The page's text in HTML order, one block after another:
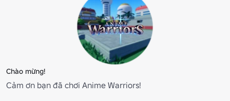
Chào mừng!
Cảm ơn bạn đã chơi Anime Warriors!